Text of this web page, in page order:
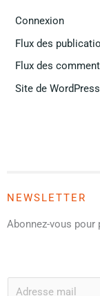
Connexion
Flux des
Flux des
Site de
NEWSLETTER
Abonnez-vous